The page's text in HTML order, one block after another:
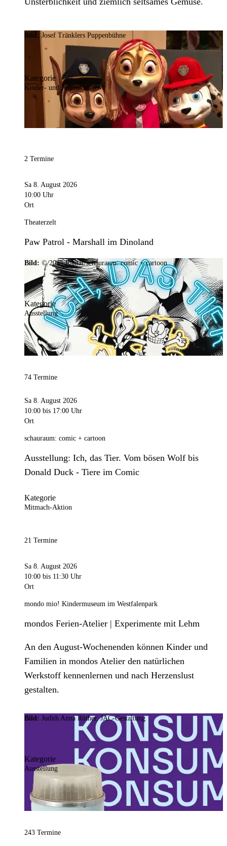
Bild:Josef Tränklers Puppenbühne
Kategorie
Kinder- und Jugendtheater
2 Termine
Sa 8. August 2026
10:00 Uhr
Ort
Theaterzelt
Paw Patrol - Marshall im Dinoland
Bild: © 2025 Ramar/schauraum: comic + cartoon
Kategorie
Ausstellung
74 Termine
Sa 8. August 2026
10:00 bis 17:00 Uhr
Ort
schauraum: comic + cartoon
Ausstellung: Ich, das Tier. Vom bösen Wolf bis
Donald Duck - Tiere im Comic
Kategorie
Mitmach-Aktion
21 Termine
Sa 8. August 2026
10:00 bis 11:30 Uhr
Ort
mondo mio! Kindermuseum im Westfalenpark
mondos Ferien-Atelier | Experimente mit Lehm
An den August-Wochenenden können Kinder und
Familien in mondos Atelier den natürlichen
Werkstoff kennenlernen und nach Herzenslust
gestalten.
Bild: Judith Anna Rüther, JAC-Gestaltung
Kategorie
Ausstellung
243 Termine